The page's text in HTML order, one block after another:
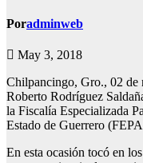
Poradminweb
May 3, 2018
Chilpancingo, Gro., 02 de
Roberto Rodríguez
la Fiscalía Especializada
Estado de Guerrero
En esta ocasión tocó en